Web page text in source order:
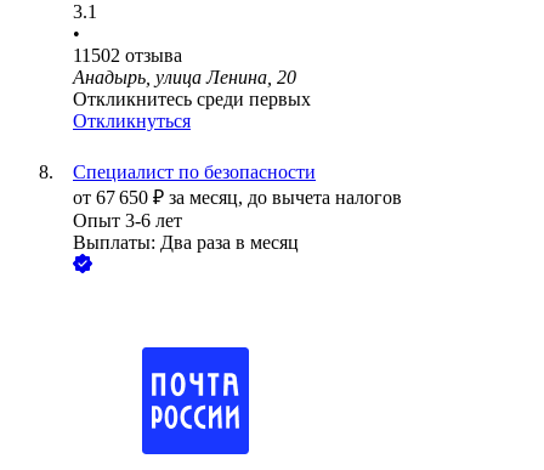
3.1
•
11502 отзыва
Анадырь, улица Ленина, 20
Откликнитесь среди первых
Откликнуться
Специалист по безопасности
от 67 650 ₽ за месяц, до вычета налогов
Опыт 3-6 лет
Выплаты: Два раза в месяц